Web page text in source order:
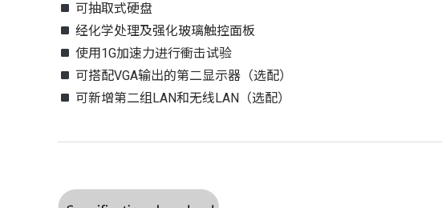
可抽取式硬盘
经化学处理及强化玻璃触控面板
使用1G加速力进行衝击试验
可搭配VGA输出的第二显示器（选配）
可新增第二组LAN和无线LAN（选配）